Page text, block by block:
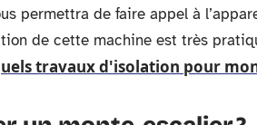
permettra de faire appel à
de cette machine est très
travaux d'isolation pour